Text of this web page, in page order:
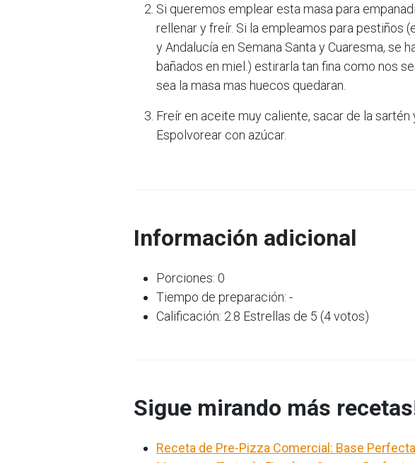
Si queremos emplear esta masa para
rellenar y freír. Si la empleamos para pestiños
y Andalucía en Semana Santa y Cuaresma, se
bañados en miel.) estirarla tan fina como nos
sea la masa mas huecos quedaran.
Freír en aceite muy caliente, sacar de la
Espolvorear con azúcar.
Información adicional
Porciones: 0
Tiempo de preparación: -
Calificación: 2.8 Estrellas de 5 (4 votos)
Sigue mirando más
Receta de Pre-Pizza Comercial: Base